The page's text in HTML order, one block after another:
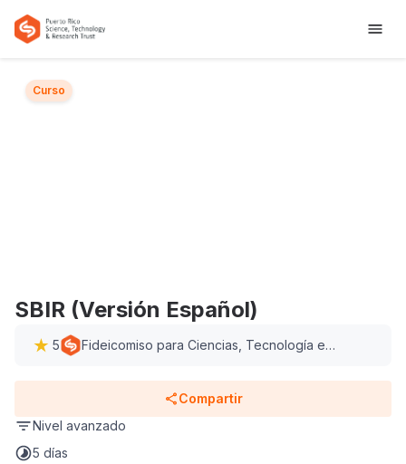
Curso
SBIR (Versión Español)
5
Fideicomiso para Ciencias, Tecnología e
Compartir
Nivel avanzado
5 días